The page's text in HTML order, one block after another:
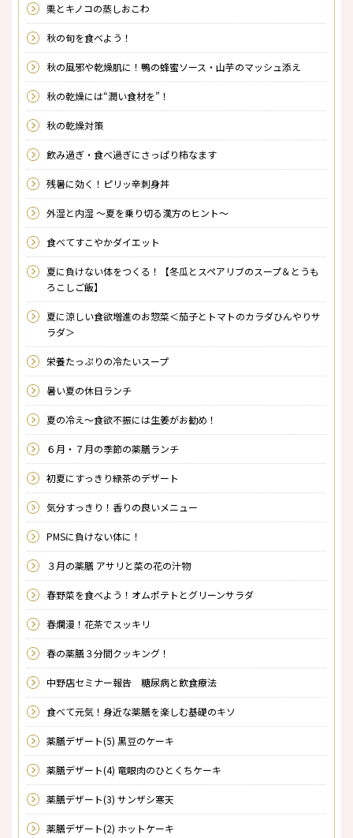
栗とキノコの蒸しおこわ
秋の旬を食べよう！
秋の風邪や乾燥肌に！鴨の蜂蜜ソース・山芋のマッシュ添え
秋の乾燥には“潤い食材を”！
秋の乾燥対策
飲み過ぎ・食べ過ぎにさっぱり柿なます
残暑に効く！ピリッ辛刺身丼
外湿と内湿 〜夏を乗り切る漢方のヒント〜
食べてすこやかダイエット
夏に負けない体をつくる！【冬瓜とスペアリブのスープ＆とうも
ろこしご飯】
夏に涼しい食欲増進のお惣菜＜茄子とトマトのカラダひんやりサ
ラダ＞
栄養たっぷりの冷たいスープ
暑い夏の休日ランチ
夏の冷え～食欲不振には生姜がお勧め！
６月・７月の季節の薬膳ランチ
初夏にすっきり緑茶のデザート
気分すっきり！香りの良いメニュー
PMSに負けない体に！
３月の薬膳 アサリと菜の花の汁物
春野菜を食べよう！オムポテトとグリーンサラダ
春爛漫！花茶でスッキリ
春の薬膳３分間クッキング！
中野店セミナー報告 糖尿病と飲食療法
食べて元気！身近な薬膳を楽しむ基礎のキソ
薬膳デザート(5) 黒豆のケーキ
薬膳デザート(4) 竜眼肉のひとくちケーキ
薬膳デザート(3) サンザシ寒天
薬膳デザート(2) ホットケーキ